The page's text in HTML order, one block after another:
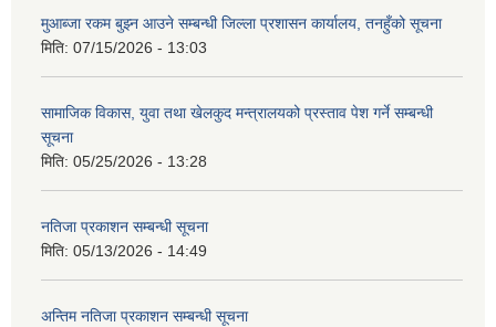
मुआब्जा रकम बुझ्न आउने सम्बन्धी जिल्ला प्रशासन कार्यालय, तनहुँको सूचना
मिति: 07/15/2026 - 13:03
सामाजिक विकास, युवा तथा खेलकुद मन्त्रालयको प्रस्ताव पेश गर्ने सम्बन्धी
सूचना
मिति: 05/25/2026 - 13:28
नतिजा प्रकाशन सम्बन्धी सूचना
मिति: 05/13/2026 - 14:49
अन्तिम नतिजा प्रकाशन सम्बन्धी सूचना